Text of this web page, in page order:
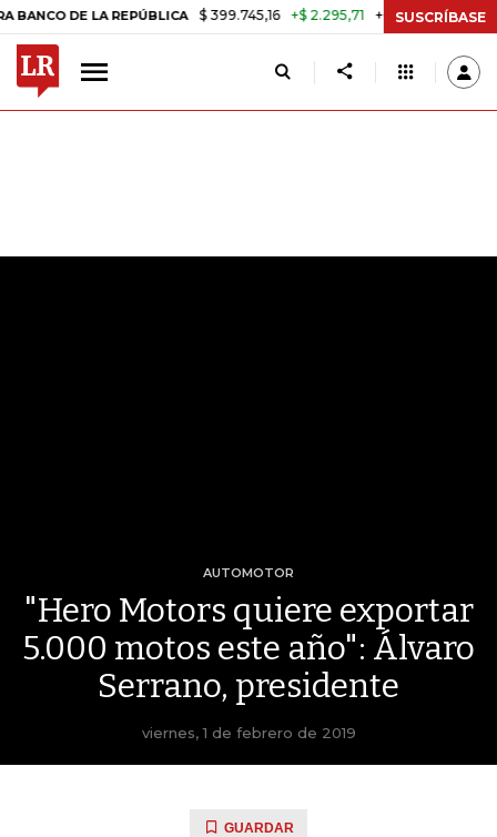
LA REPÚBLICA $ 399.745,16 +$ 2.295,71 +0,58% TASA DE
SUSCRÍBASE
AUTOMOTOR
"Hero Motors quiere exportar
5.000 motos este año": Álvaro
Serrano, presidente
viernes, 1 de febrero de 2019
GUARDAR